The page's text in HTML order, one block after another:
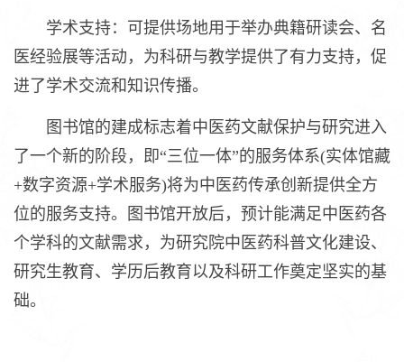
学术支持：可提供场地用于举办典籍研读会、名
医经验展等活动，为科研与教学提供了有力支持，促
进了学术交流和知识传播。
图书馆的建成标志着中医药文献保护与研究进入
了一个新的阶段，即“三位一体”的服务体系(实体馆藏
+数字资源+学术服务)将为中医药传承创新提供全方
位的服务支持。图书馆开放后，预计能满足中医药各
个学科的文献需求，为研究院中医药科普文化建设、
研究生教育、学历后教育以及科研工作奠定坚实的基
础。